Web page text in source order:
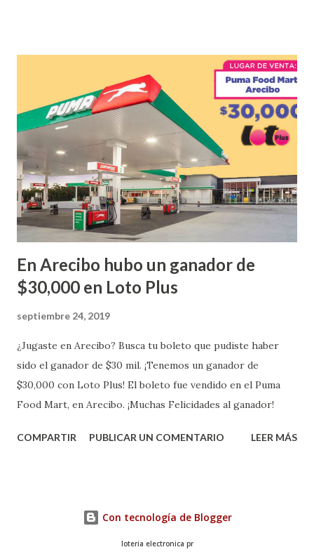
ganador fue vendido en la farmacia Yarimar de la
Urbanización Las Lomas en el Municipio de San Juan
¡Enhorabuena que lo disfrute!
...
En Arecibo hubo un ganador de
$30,000 en Loto Plus
septiembre 24, 2019
¿Jugaste en Arecibo? Busca tu boleto que pudiste haber
sido el ganador de $30 mil. ¡Tenemos un ganador de
$30,000 con Loto Plus! El boleto fue vendido en el Puma
Food Mart, en Arecibo. ¡Muchas Felicidades al ganador!
COMPARTIR PUBLICAR UN COMENTARIO LEER MÁS
Con tecnología de Blogger
loteria electronica pr